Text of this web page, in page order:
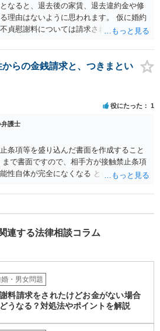
なると、退去後の家賃、退去違約金や修
理由はないように思われます。 仮に婚約
貞慰謝料については請求される可能性が
弁護士から回答をさせると良いでしょ
らの金銭請求と、つきまとい
役にたった 1
護士
条項等を盛り込んだ書面を作成すること
で書面ですので、相手方が接触禁止条項
性自体が完全になくなる という訳ではあ
前に、一度警察に相談した方がよいかと
連する法律相談コラム
・男女問題
料請求をされたけどお金がない場合
うなる？対処法やポイントを解説